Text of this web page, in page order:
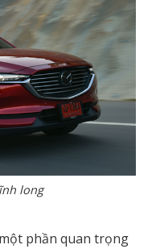
long
phần quan trọng